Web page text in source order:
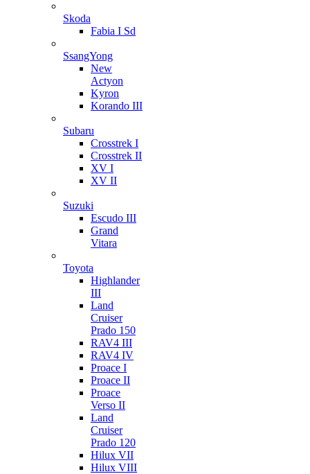
Skoda
Fabia I Sd
SsangYong
New
Actyon
Kyron
Korando III
Subaru
Crosstrek I
Crosstrek II
XV I
XV II
Suzuki
Escudo III
Grand
Vitara
Toyota
Highlander
III
Land
Cruiser
Prado 150
RAV4 III
RAV4 IV
Proace I
Proace II
Proace
Verso II
Land
Cruiser
Prado 120
Hilux VII
Hilux VIII